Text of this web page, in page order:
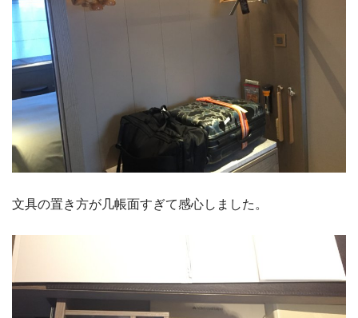
文具の置き方が几帳面すぎて感心しました。